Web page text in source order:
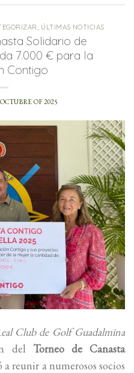
ÚLTIMAS NOTICIAS
Solidario de
7.000 € para la
Contigo
OF 2025
Club de Golf Guadalmina
del Torneo de Canasta
reunir a numerosos socios